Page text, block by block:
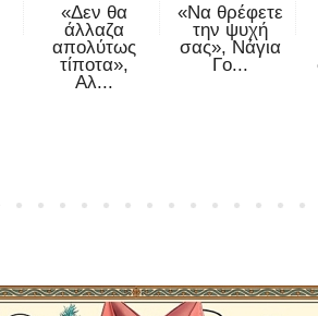
«Δεν θα
άλλαζα
απολύτως
τίποτα»,
Αλ...
«Να θρέφετε
την ψυχή
σας», Νάγια
Γο...